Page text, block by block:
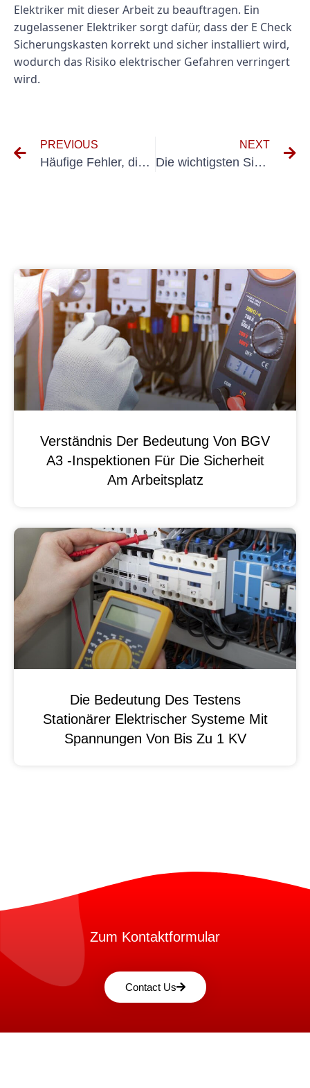
Elektriker mit dieser Arbeit zu beauftragen. Ein
zugelassener Elektriker sorgt dafür, dass der E Check
Sicherungskasten korrekt und sicher installiert wird,
wodurch das Risiko elektrischer Gefahren verringert
wird.
PREVIOUS
Häufige Fehler, die Sie bei der Durchführung von Messungen gemäß VDE 0100 Teil 600 vermeiden sollten
NEXT
Die wichtigsten Sicherheitsmerkmale, auf die Sie bei 7 UVV-Flurförderzeugen achten sollten
Verständnis Der Bedeutung Von BGV
A3 -Inspektionen Für Die Sicherheit
Am Arbeitsplatz
Die Bedeutung Des Testens
Stationärer Elektrischer Systeme Mit
Spannungen Von Bis Zu 1 KV
Zum Kontaktformular
Contact Us